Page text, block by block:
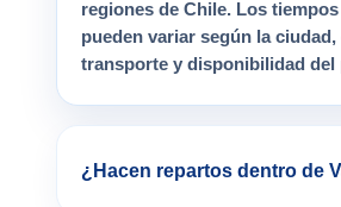
regiones de Chile. Los
pueden variar según la ciudad,
transporte y disponibilidad del
¿Hacen repartos dentro de